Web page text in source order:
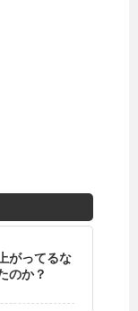
がってるな
のか？